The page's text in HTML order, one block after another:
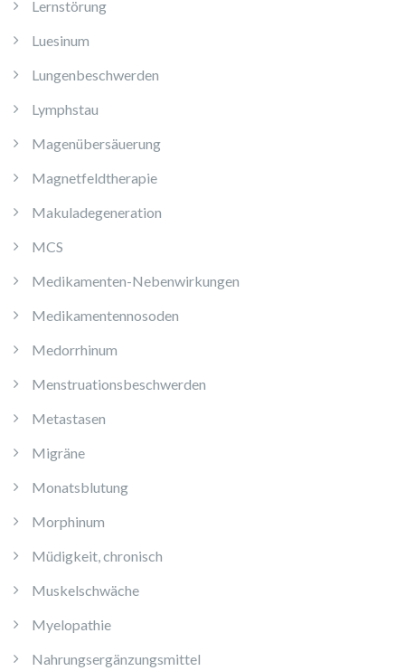
Lernstörung
Luesinum
Lungenbeschwerden
Lymphstau
Magenübersäuerung
Magnetfeldtherapie
Makuladegeneration
MCS
Medikamenten-Nebenwirkungen
Medikamentennosoden
Medorrhinum
Menstruationsbeschwerden
Metastasen
Migräne
Monatsblutung
Morphinum
Müdigkeit, chronisch
Muskelschwäche
Myelopathie
Nahrungsergänzungsmittel